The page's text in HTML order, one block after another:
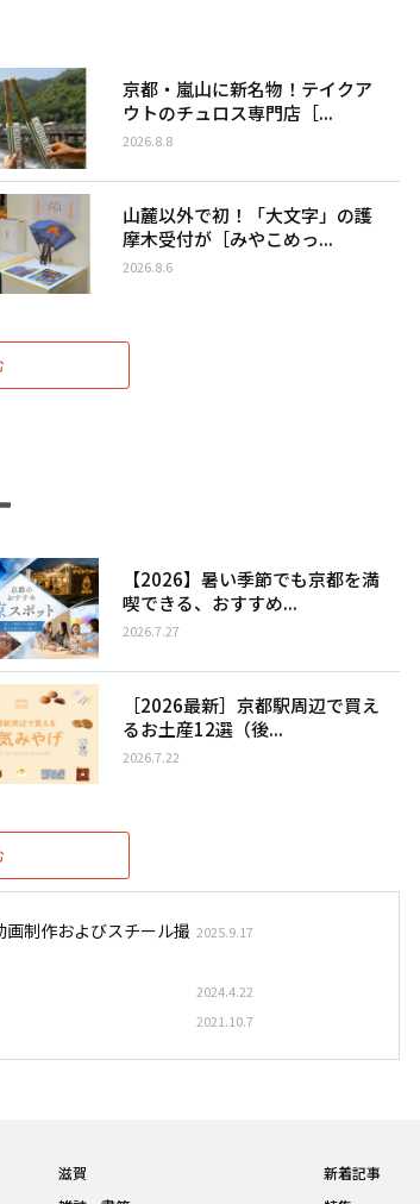
京都・嵐山に新名物！テイクア
ウトのチュロス専門店［...
2026.8.8
山麓以外で初！「大文字」の護
摩木受付が［みやこめっ...
2026.8.6
【2026】暑い季節でも京都を満
喫できる、おすすめ...
2026.7.27
［2026最新］京都駅周辺で買え
るお土産12選（後...
2026.7.22
制作およびスチール撮 2025.9.17
2024.4.22
2021.10.7
滋賀
新着記事